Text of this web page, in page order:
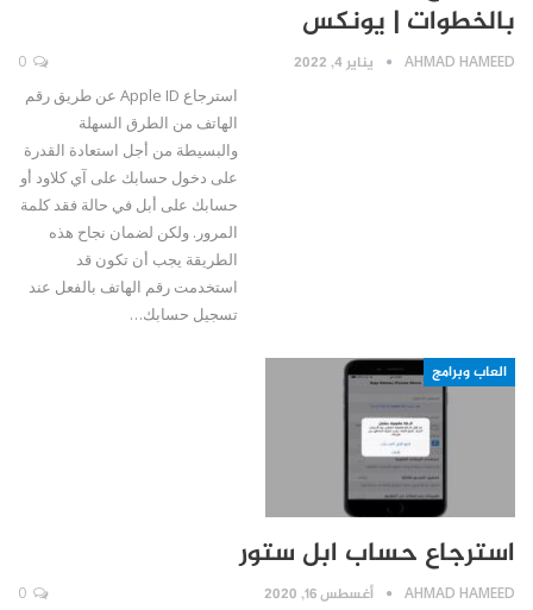
بالخطوات | يونكس
AHMAD HAMEED يناير 4, 2022
استرجاع Apple ID عن طريق رقم
الهاتف من الطرق السهلة
والبسيطة من أجل استعادة القدرة
على دخول حسابك على آي كلاود أو
حسابك على أبل في حالة فقد كلمة
المرور. ولكن لضمان نجاح هذه
الطريقة يجب أن تكون قد
استخدمت رقم الهاتف بالفعل عند
تسجيل حسابك…
العاب وبرامج
استرجاع حساب ابل ستور
AHMAD HAMEED أغسطس 16, 2020